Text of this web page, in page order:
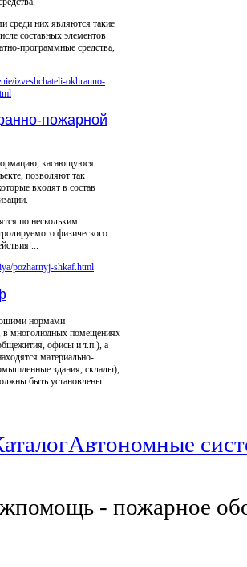
среди них являются такие
составных элементов
программные средства,
пожарной
касающуюся
позволяют так
входят в состав
по нескольким
физического
...
нормами
в многолюдных помещениях
офисы и т.п.), а
материально-
здания, склады),
быть установлены
Автономные
- пожарное